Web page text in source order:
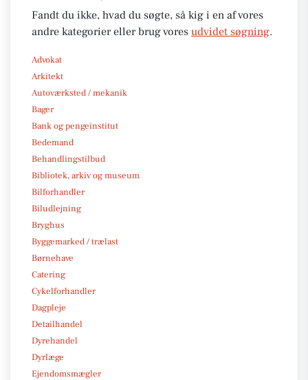
Fandt du ikke, hvad du søgte, så kig i en af vores
andre kategorier eller brug vores udvidet søgning.
Advokat
Arkitekt
Autoværksted / mekanik
Bager
Bank og pengeinstitut
Bedemand
Behandlingstilbud
Bibliotek, arkiv og museum
Bilforhandler
Biludlejning
Bryghus
Byggemarked / trælast
Børnehave
Catering
Cykelforhandler
Dagpleje
Detailhandel
Dyrehandel
Dyrlæge
Ejendomsmægler